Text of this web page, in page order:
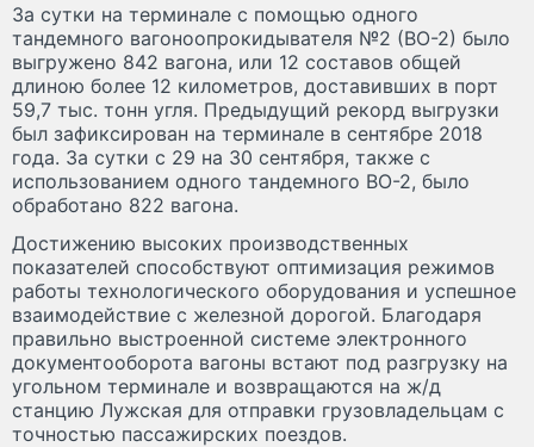
За сутки на терминале с помощью одного
тандемного вагоноопрокидывателя №2 (ВО-2) было
выгружено 842 вагона, или 12 составов общей
длиною более 12 километров, доставивших в порт
59,7 тыс. тонн угля. Предыдущий рекорд выгрузки
был зафиксирован на терминале в сентябре 2018
года. За сутки с 29 на 30 сентября, также с
использованием одного тандемного ВО-2, было
обработано 822 вагона.
Достижению высоких производственных
показателей способствуют оптимизация режимов
работы технологического оборудования и успешное
взаимодействие с железной дорогой. Благодаря
правильно выстроенной системе электронного
документооборота вагоны встают под разгрузку на
угольном терминале и возвращаются на ж/д
станцию Лужская для отправки грузовладельцам с
точностью пассажирских поездов.